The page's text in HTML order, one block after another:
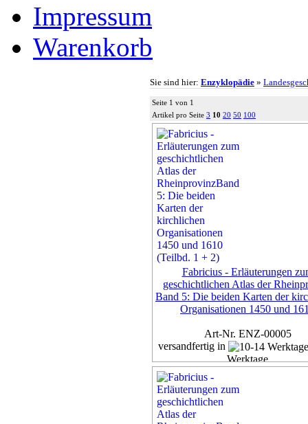
Impressum
Warenkorb
Sie sind hier: Enzyklopädie »
Seite 1 von 1
Artikel pro Seite 3 10 20 50 100
Fabricius - Erläuterungen
geschichtlichen Atlas der
Band 5: Die beiden Karten der
Organisationen 1450 und
Art-Nr. ENZ-00005
versandfertig in
Werktage
inkl. 7% MwSt,